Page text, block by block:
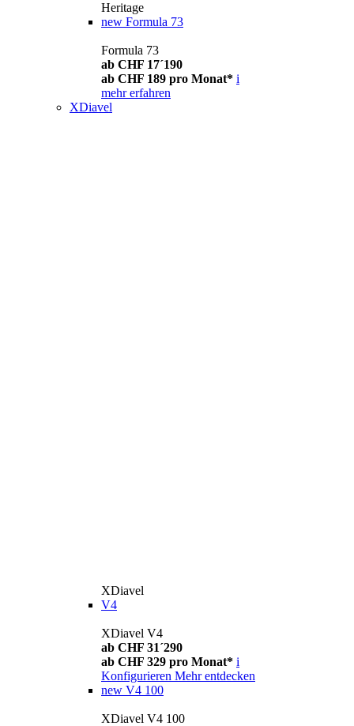
Heritage
new Formula 73
Formula 73
ab CHF 17´190
ab CHF 189 pro Monat* i
mehr erfahren
XDiavel
XDiavel
V4
XDiavel V4
ab CHF 31´290
ab CHF 329 pro Monat* i
Konfigurieren Mehr entdecken
new V4 100
XDiavel V4 100